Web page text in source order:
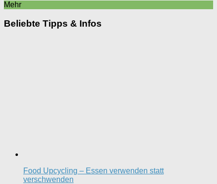
Mehr
Beliebte Tipps & Infos
Food Upcycling – Essen verwenden statt
verschwenden